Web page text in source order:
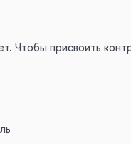
Чтобы присвоить